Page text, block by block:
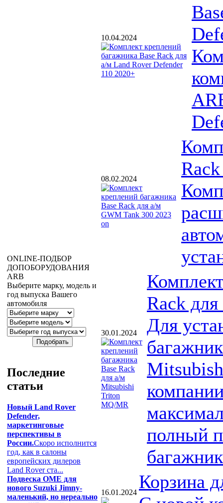
ONLINE-ПОДБОР
ДОПОБОРУДОВАНИЯ
ARB
Выберите марку, модель и
год выпуска Вашего
автомобиля
Последние
статьи
Новый Land Rover
Defender,
маркетинговые
перспективы в
России.Скоро исполнится
год, как в салоны
европейских дилеров
Land Rover ста...
Подвеска OME для
нового Suzuki Jimny-
маленький, но нереально
10.04.2024
08.02.2024
30.01.2024
Rack
Для
полный
16.01.2024
Корзина